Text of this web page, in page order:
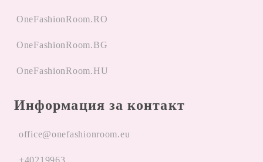
OneFashionRoom.RO
OneFashionRoom.BG
OneFashionRoom.HU
Информация за контакт
office@onefashionroom.eu
+40219963